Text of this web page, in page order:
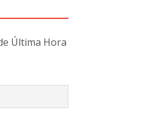
Última Hora